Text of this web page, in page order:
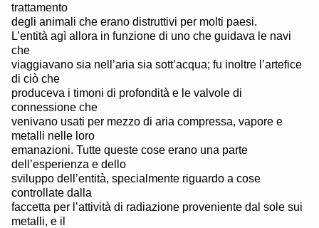
trattamento
degli animali che erano distruttivi per molti paesi.
L’entità agì allora in funzione di uno che guidava le navi
che
viaggiavano sia nell’aria sia sott’acqua; fu inoltre l’artefice
di ciò che
produceva i timoni di profondità e le valvole di
connessione che
venivano usati per mezzo di aria compressa, vapore e
metalli nelle loro
emanazioni. Tutte queste cose erano una parte
dell’esperienza e dello
sviluppo dell’entità, specialmente riguardo a cose
controllate dalla
faccetta per l’attività di radiazione proveniente dal sole sui
metalli, e il